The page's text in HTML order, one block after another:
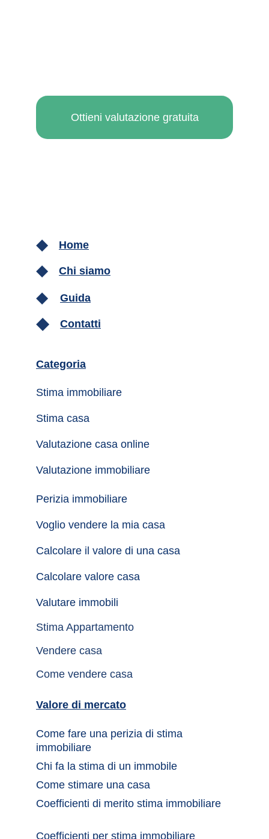
Ottieni valutazione gratuita
Home
Guida
Contatti
Chi siamo
Categoria
Stima immobiliare
Stima casa
Valutazione casa online
Valutazione immobiliare
Valore di mercato
Come fare una perizia di stima
immobiliare
Coefficienti di merito stima immobiliare
Coefficienti per stima immobiliare
Perizia immobiliare
Stima Appartamento
Vendere casa
Come vendere casa
Voglio vendere la mia casa
Calcolare il valore di una casa
Calcolare valore casa
Valutare immobili